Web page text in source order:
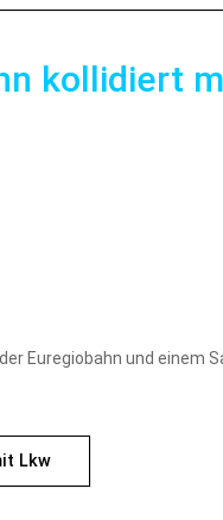
kollidiert
Euregiobahn und einem
Lkw